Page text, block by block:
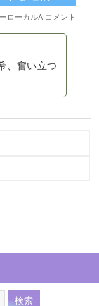
、奮い立つ